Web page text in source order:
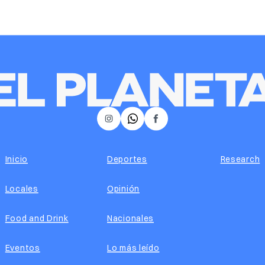
𝕏 Facebook
Instagram
Inicio
Locales
Food and Drink
Eventos
Deportes
Opinión
Nacionales
Lo más leído
Research